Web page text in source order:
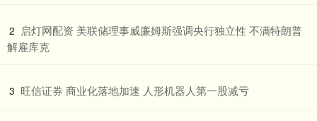
2 ​启灯网配资 美联储理事威廉姆斯强调央行独立性 不满特朗普
解雇库克
3 ​旺信证券 商业化落地加速 人形机器人第一股减亏